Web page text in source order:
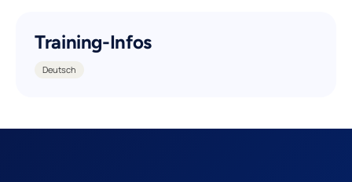
Training-Infos
Deutsch